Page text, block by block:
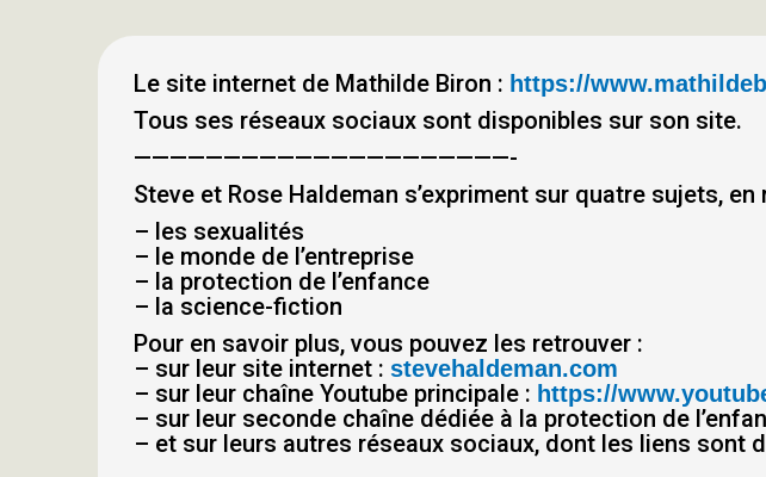
Le site internet de Mathilde Biron : https://
Tous ses réseaux sociaux sont disponibles sur son site.
—————————————————————-
Steve et Rose Haldeman s’expriment sur quatre sujets,
– les sexualités
– le monde de l’entreprise
– la protection de l’enfance
– la science-fiction
Pour en savoir plus, vous pouvez les retrouver :
– sur leur site internet : stevehaldeman.com
– sur leur chaîne Youtube principale : https://
– sur leur seconde chaîne dédiée à la protection de
– et sur leurs autres réseaux sociaux, dont les liens sont